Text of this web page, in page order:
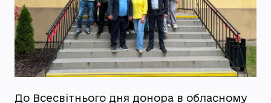
До Всесвітнього дня донора в обласному